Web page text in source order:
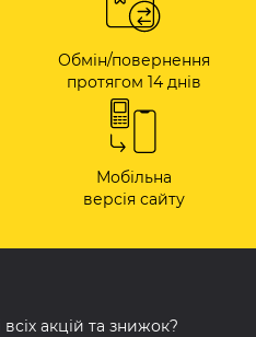
Обмін/повернення
протягом 14 днів
Мобільна
версія сайту
акцій та знижок?